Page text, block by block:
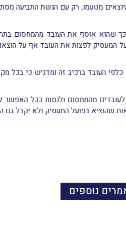
מטעמו, רק עם הגשת התביעה
שהוא אוסף את העובד מהמחסום
על המעסיק לפצות את העובד אף על
העובד ברכיב זה ומדגיש כי בכל
מהמחסום ולנסות ככל האפשר
שהוציא בפועל המעסיק ולא יקבל גם
נוספים